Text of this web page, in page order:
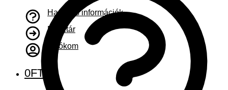
Hasznos információk
Pénztár
A fiókom
0FT